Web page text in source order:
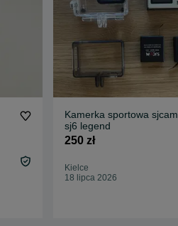
Kamerka sportowa sjcam
sj6 legend
250 zł
Kielce
18 lipca 2026